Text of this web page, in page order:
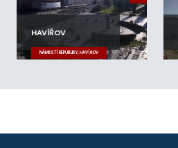
HAVÍŘOV
NÁMĚSTÍ REPUBLIKY, HAVÍŘOV